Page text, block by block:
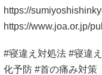
https://
https://www.joa.or.jp/
#寝違え対処法 #寝違
化予防 #首の痛み対策